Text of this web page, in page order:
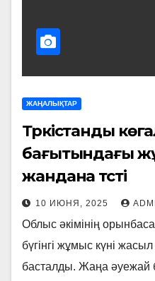
ЖАҢАЛЫҚТАР
Түркістанды
бағытындағы
жандана түсті
10 ИЮНЯ, 2025
Облыс әкімінің
бүгінгі жұмыс күні
басталды. Жаңа әуежай